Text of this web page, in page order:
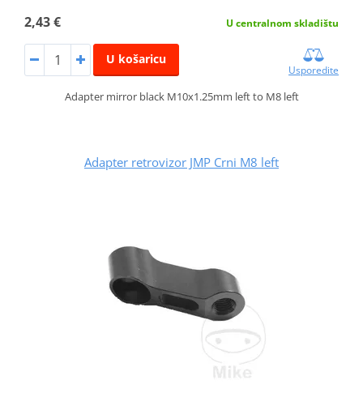
2,43 € U centralnom skladištu
U košaricu
Usporedite
Adapter mirror black M10x1.25mm left to M8 left
Adapter retrovizor JMP Crni M8 left